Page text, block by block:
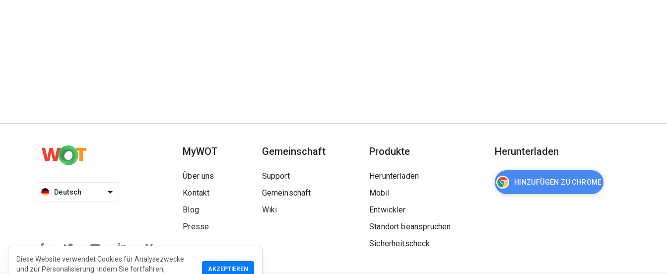
Deutsch
MyWOT
Über uns
Kontakt
Blog
Presse
Gemeinschaft
Support
Gemeinschaft
Wiki
Produkte
Herunterladen
Mobil
Entwickler
Standort beanspruchen
Sicherheitscheck
Herunterladen
HINZUFÜGEN ZU CHROME
Diese Website verwendet Cookies für Analysezwecke
und zur Personalisierung. Indem Sie fortfahren,
AKZEPTIEREN